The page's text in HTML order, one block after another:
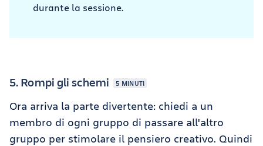
durante la sessione.
5. Rompi gli schemi 5 MINUTI
Ora arriva la parte divertente: chiedi a un
membro di ogni gruppo di passare all'altro
gruppo per stimolare il pensiero creativo. Quindi